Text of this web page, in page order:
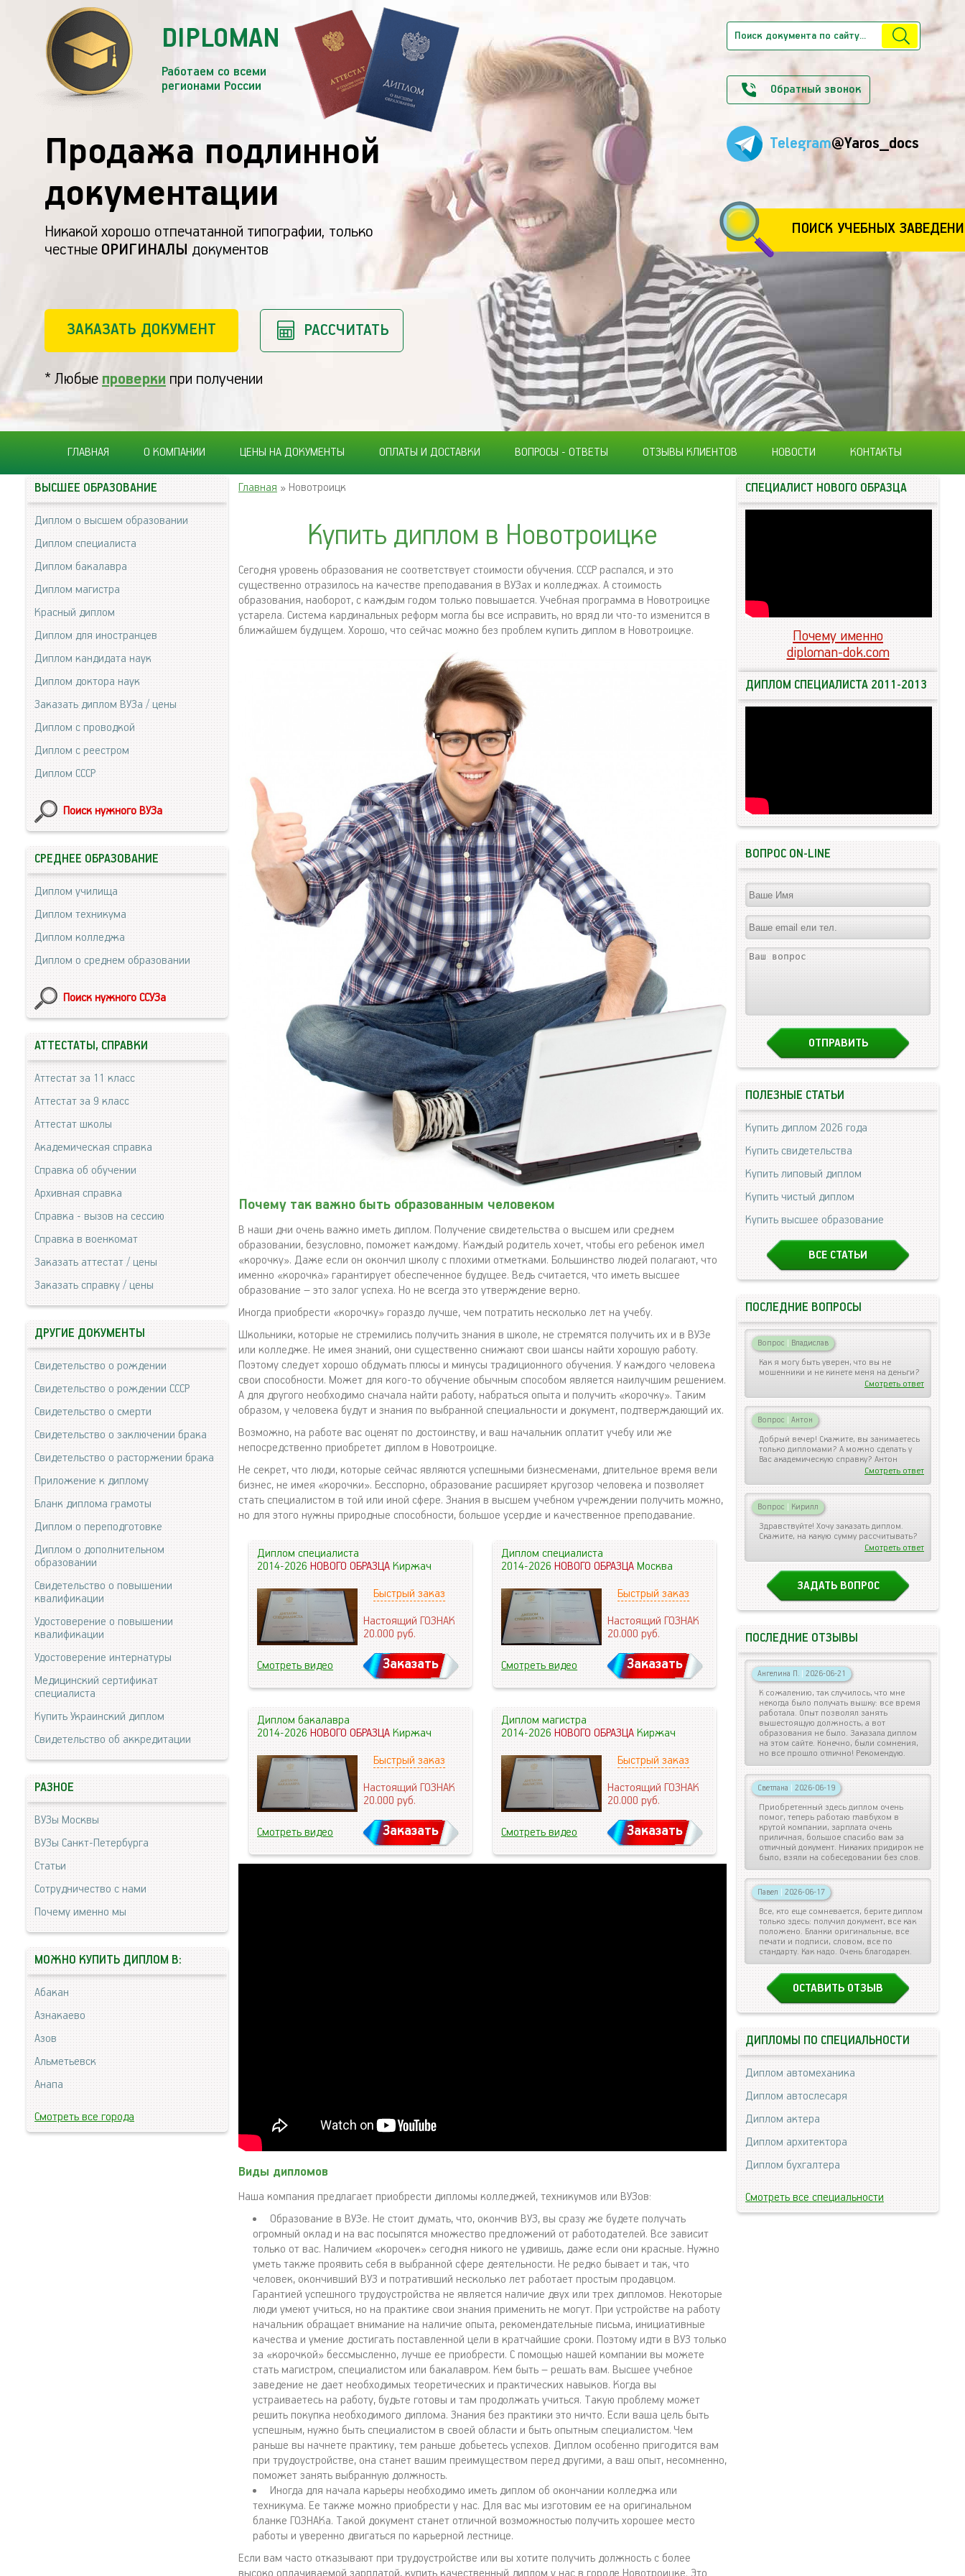
DIPLOMAN
Работаем со всеми
регионами России
Продажа подлинной
документации
Никакой хорошо отпечатанной типографии, только
честные ОРИГИНАЛЫ документов
ЗАКАЗАТЬ ДОКУМЕНТ РАССЧИТАТЬ
* Любые проверки при получении
Обратный звонок
Telegram@Yaros_docs
ПОИСК УЧЕБНЫХ
ГЛАВНАЯ О КОМПАНИИ ЦЕНЫ НА ДОКУМЕНТЫ ОПЛАТЫ И ДОСТАВКИ ВОПРОСЫ - ОТВЕТЫ ОТЗЫВЫ КЛИЕНТОВ НОВОСТИ КОНТАКТЫ
Главная » Новотроицк
Купить диплом в Новотроицке
Сегодня уровень образования не соответствует стоимости обучения. СССР распался, и это
существенно отразилось на качестве преподавания в ВУЗах и колледжах. А стоимость
образования, наоборот, с каждым годом только повышается. Учебная программа в Новотроицке
устарела. Система кардинальных реформ могла бы все исправить, но вряд ли что-то изменится в
ближайшем будущем. Хорошо, что сейчас можно без проблем купить диплом в Новотроицке.
Почему так важно быть образованным человеком
В наши дни очень важно иметь диплом. Получение свидетельства о высшем или среднем
образовании, безусловно, поможет каждому. Каждый родитель хочет, чтобы его ребенок имел
«корочку». Даже если он окончил школу с плохими отметками. Большинство людей полагают, что
именно «корочка» гарантирует обеспеченное будущее. Ведь считается, что иметь высшее
образование – это залог успеха. Но не всегда это утверждение верно.
Иногда приобрести «корочку» гораздо лучше, чем потратить несколько лет на учебу.
Школьники, которые не стремились получить знания в школе, не стремятся получить их и в ВУЗе
или колледже. Не имея знаний, они существенно снижают свои шансы найти хорошую работу.
Поэтому следует хорошо обдумать плюсы и минусы традиционного обучения. У каждого человека
свои способности. Может для кого-то обучение обычным способом является наилучшим решением.
А для другого необходимо сначала найти работу, набраться опыта и получить «корочку». Таким
образом, у человека будут и знания по выбранной специальности и документ, подтверждающий их.
Возможно, на работе вас оценят по достоинству, и ваш начальник оплатит учебу или же
непосредственно приобретет диплом в Новотроицке.
Не секрет, что люди, которые сейчас являются успешными бизнесменами, длительное время вели
бизнес, не имея «корочки». Бесспорно, образование расширяет кругозор человека и позволяет
стать специалистом в той или иной сфере. Знания в высшем учебном учреждении получить можно,
но для этого нужны природные способности, большое усердие и качественное преподавание.
Диплом специалиста
2014-2026НОВОГО ОБРАЗЦАКиржач
Быстрый заказ
Настоящий ГОЗНАК
20.000руб.
Смотреть видео Заказать
Диплом специалиста
2014-2026НОВОГО ОБРАЗЦАМосква
Быстрый заказ
Настоящий ГОЗНАК
20.000руб.
Смотреть видео Заказать
Диплом бакалавра
2014-2026НОВОГО ОБРАЗЦАКиржач
Быстрый заказ
Настоящий ГОЗНАК
20.000руб.
Смотреть видео Заказать
Диплом магистра
2014-2026НОВОГО ОБРАЗЦАКиржач
Быстрый заказ
Настоящий ГОЗНАК
20.000руб.
Смотреть видео Заказать
Виды дипломов
Наша компания предлагает приобрести дипломы колледжей, техникумов или ВУЗов:
Образование в ВУЗе. Не стоит думать, что, окончив ВУЗ, вы сразу же будете получать
огромный оклад и на вас посыпятся множество предложений от работодателей. Все зависит
только от вас. Наличием «корочек» сегодня никого не удивишь, даже если они красные. Нужно
уметь также проявить себя в выбранной сфере деятельности. Не редко бывает и так, что
человек, окончивший ВУЗ и потративший несколько лет работает простым продавцом.
Гарантией успешного трудоустройства не является наличие двух или трех дипломов. Некоторые
люди умеют учиться, но на практике свои знания применить не могут. При устройстве на работу
начальник обращает внимание на наличие опыта, рекомендательные письма, инициативные
качества и умение достигать поставленной цели в кратчайшие сроки. Поэтому идти в ВУЗ только
за «корочкой» бессмысленно, лучше ее приобрести. С помощью нашей компании вы можете
стать магистром, специалистом или бакалавром. Кем быть – решать вам. Высшее учебное
заведение не дает необходимых теоретических и практических навыков. Когда вы
устраиваетесь на работу, будьте готовы и там продолжать учиться. Такую проблему может
решить покупка необходимого диплома. Знания без практики это ничто. Если ваша цель быть
успешным, нужно быть специалистом в своей области и быть опытным специалистом. Чем
раньше вы начнете практику, тем раньше добьетесь успехов. Диплом особенно пригодится вам
при трудоустройстве, она станет вашим преимуществом перед другими, а ваш опыт, несомненно,
поможет занять выбранную должность.
Иногда для начала карьеры необходимо иметь диплом об окончании колледжа или
техникума. Ее также можно приобрести у нас. Для вас мы изготовим ее на оригинальном
бланке ГОЗНАКа. Такой документ станет отличной возможностью получить хорошее место
работы и уверенно двигаться по карьерной лестнице.
Если вам часто отказывают при трудоустройстве или вы хотите получить должность с более
ВЫСШЕЕ ОБРАЗОВАНИЕ
Диплом о высшем образовании
Диплом специалиста
Диплом бакалавра
Диплом магистра
Красный диплом
Диплом для иностранцев
Диплом кандидата наук
Диплом доктора наук
Заказать диплом ВУЗа / цены
Диплом с проводкой
Диплом с реестром
Диплом СССР
Поиск нужного ВУЗа
СРЕДНЕЕ ОБРАЗОВАНИЕ
Диплом училища
Диплом техникума
Диплом колледжа
Диплом о среднем образовании
Поиск нужного ССУЗа
АТТЕСТАТЫ, СПРАВКИ
Аттестат за 11 класс
Аттестат за 9 класс
Аттестат школы
Академическая справка
Справка об обучении
Архивная справка
Справка - вызов на сессию
Справка в военкомат
Заказать аттестат / цены
Заказать справку / цены
ДРУГИЕ ДОКУМЕНТЫ
Свидетельство о рождении
Свидетельство о рождении СССР
Свидетельство о смерти
Свидетельство о заключении брака
Свидетельство о расторжении брака
Приложение к диплому
Бланк диплома грамоты
Диплом о переподготовке
Диплом о дополнительном
образовании
Свидетельство о повышении
квалификации
Удостоверение о повышении
квалификации
Удостоверение интернатуры
Медицинский сертификат
специалиста
Купить Украинский диплом
Свидетельство об аккредитации
РАЗНОЕ
ВУЗы Москвы
ВУЗы Санкт-Петербурга
Статьи
Сотрудничество с нами
Почему именно мы
МОЖНО КУПИТЬ ДИПЛОМ В:
Абакан
Азнакаево
Азов
Альметьевск
Анапа
Смотреть все города
СПЕЦИАЛИСТ НОВОГО ОБРАЗЦА
Почему именно
diploman-dok.com
ДИПЛОМ СПЕЦИАЛИСТА 2011-2013
ВОПРОС ON-LINE
ПОЛЕЗНЫЕ СТАТЬИ
Купить диплом 2026 года
Купить свидетельства
Купить липовый диплом
Купить чистый диплом
Купить высшее образование
ВСЕ СТАТЬИ
ПОСЛЕДНИЕ ВОПРОСЫ
Вопрос | Владислав
Как я могу быть уверен, что вы не
мошенники и не кинете меня на деньги?
Смотреть ответ
Вопрос | Антон
Добрый вечер! Скажите, вы занимаетесь
только дипломами? А можно сделать у
Вас академическую справку? Антон
Смотреть ответ
Вопрос | Кирилл
Здравствуйте! Хочу заказать диплом.
Скажите, на какую сумму рассчитывать?
Смотреть ответ
ЗАДАТЬ ВОПРОС
ПОСЛЕДНИЕ ОТЗЫВЫ
Ангелина П. | 2026-06-21
К сожалению, так случилось, что мне
некогда было получать вышку: все время
работала. Опыт позволял занять
вышестоящую должность, а вот
образования не было. Заказала диплом
на этом сайте. Конечно, были сомнения,
но все прошло отлично! Рекомендую.
Светлана | 2026-06-19
Приобретенный здесь диплом очень
помог, теперь работаю главбухом в
крутой компании, зарплата очень
приличная, большое спасибо вам за
отличный документ. Никаких придирок не
было, взяли на собеседовании без слов.
Павел | 2026-06-17
Все, кто еще сомневается, берите диплом
только здесь: получил документ, все как
положено. Бланки оригинальные, все
печати и подписи, словом, все по
стандарту. Как надо. Очень благодарен.
ОСТАВИТЬ ОТЗЫВ
ДИПЛОМЫ ПО СПЕЦИАЛЬНОСТИ
Диплом автомеханика
Диплом автослесаря
Диплом актера
Диплом архитектора
Диплом бухгалтера
Смотреть все специальности